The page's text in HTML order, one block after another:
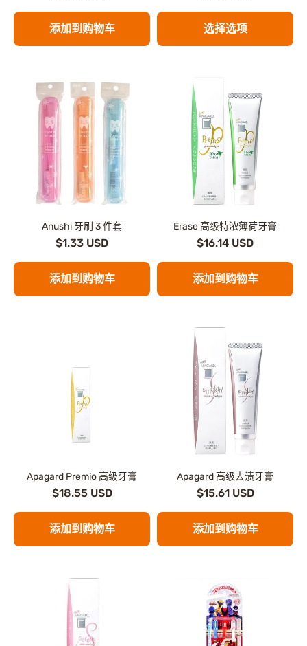
添加到购物车 选择选项
Anushi 牙刷 3 件套
$1.33 USD
添加到购物车
Erase 高级特浓薄荷牙膏
$16.14 USD
添加到购物车
Apagard Premio 高级牙膏
$18.55 USD
添加到购物车
Apagard 高级去渍牙膏
$15.61 USD
添加到购物车